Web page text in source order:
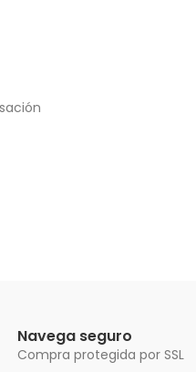
Navega seguro
Compra protegida por SSL